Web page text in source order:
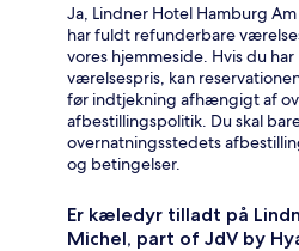
Ja, Lindner Hotel Hamburg
har fuldt refunderbare
vores hjemmeside. Hvis du
værelsespris, kan
før indtjekning afhængigt af
afbestillingspolitik. Du skal
overnatningsstedets
og betingelser.
Er kæledyr tilladt på
Michel, part of JdV by